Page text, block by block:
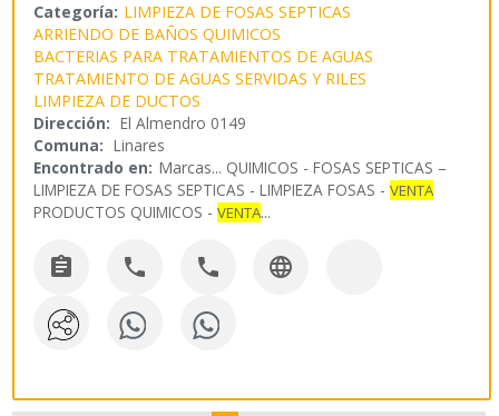
Categoría: LIMPIEZA DE FOSAS SEPTICAS
ARRIENDO DE BAÑOS QUIMICOS
BACTERIAS PARA TRATAMIENTOS DE AGUAS
TRATAMIENTO DE AGUAS SERVIDAS Y RILES
LIMPIEZA DE DUCTOS
Dirección: El Almendro 0149
Comuna: Linares
Encontrado en: Marcas... QUIMICOS - FOSAS SEPTICAS –
LIMPIEZA DE FOSAS SEPTICAS - LIMPIEZA FOSAS -VENTA
PRODUCTOS QUIMICOS -VENTA...
   